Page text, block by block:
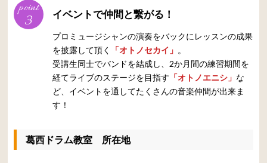
point
3 イベントで仲間と繋がる！
プロミュージシャンの演奏をバックにレッスンの成果
を披露して頂く
「オトノセカイ」 。
受講生同士でバンドを結成し、2か月間の練習期間を
経てライブのステージを目指す 「オトノエニシ」 な
ど、イベントを通してたくさんの音楽仲間が出来ま
す！
葛西ドラム教室 所在地